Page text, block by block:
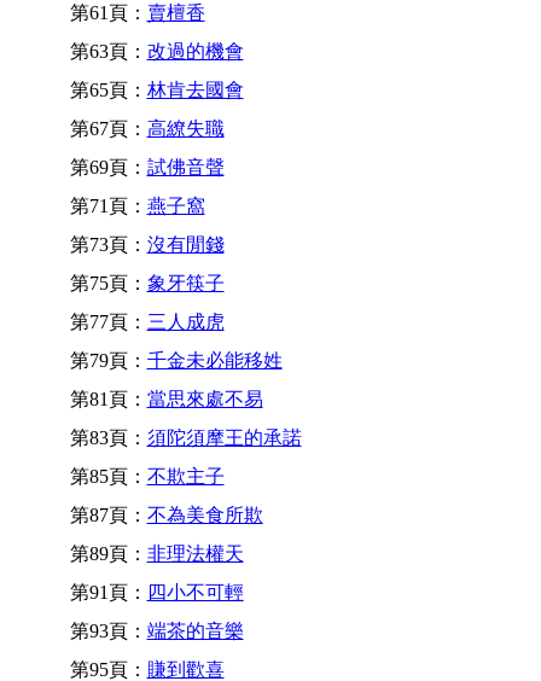
第61頁： 賣檀香
第63頁： 改過的機會
第65頁： 林肯去國會
第67頁： 高繚失職
第69頁： 試佛音聲
第71頁： 燕子窩
第73頁： 沒有閒錢
第75頁： 象牙筷子
第77頁： 三人成虎
第79頁： 千金未必能移姓
第81頁： 當思來處不易
第83頁： 須陀須摩王的承諾
第85頁： 不欺主子
第87頁： 不為美食所欺
第89頁： 非理法權天
第91頁： 四小不可輕
第93頁： 端茶的音樂
第95頁： 賺到歡喜